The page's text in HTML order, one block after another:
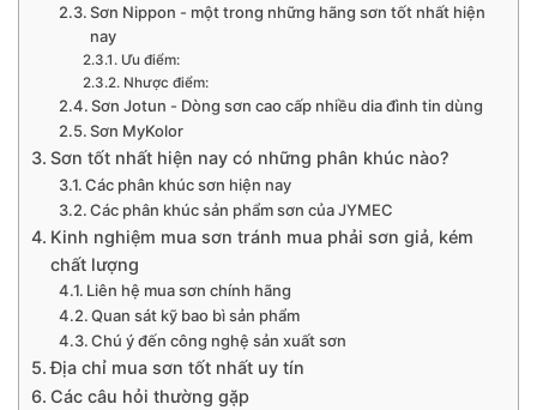
Sơn Nippon - một trong những hãng sơn tốt nhất hiện
nay
Ưu điểm:
Nhược điểm:
Sơn Jotun - Dòng sơn cao cấp nhiều dia đình tin dùng
Sơn MyKolor
Sơn tốt nhất hiện nay có những phân khúc nào?
Các phân khúc sơn hiện nay
Các phân khúc sản phẩm sơn của JYMEC
Kinh nghiệm mua sơn tránh mua phải sơn giả, kém
chất lượng
Liên hệ mua sơn chính hãng
Quan sát kỹ bao bì sản phẩm
Chú ý đến công nghệ sản xuất sơn
Địa chỉ mua sơn tốt nhất uy tín
Các câu hỏi thường gặp